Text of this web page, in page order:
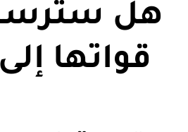
هل سترسل
قواتها